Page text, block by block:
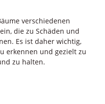
verschiedenen
die zu Schäden und
Es ist daher wichtig,
erkennen und gezielt zu
zu halten.